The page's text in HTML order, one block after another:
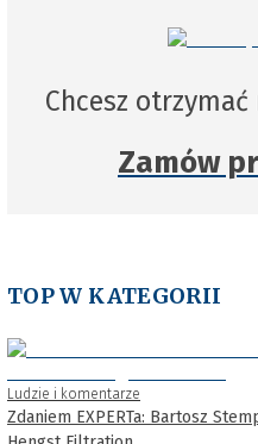
Chcesz
Zamów
TOP W KATEGORII
Ludzie i komentarze
Zdaniem EXPERTa: Bartosz